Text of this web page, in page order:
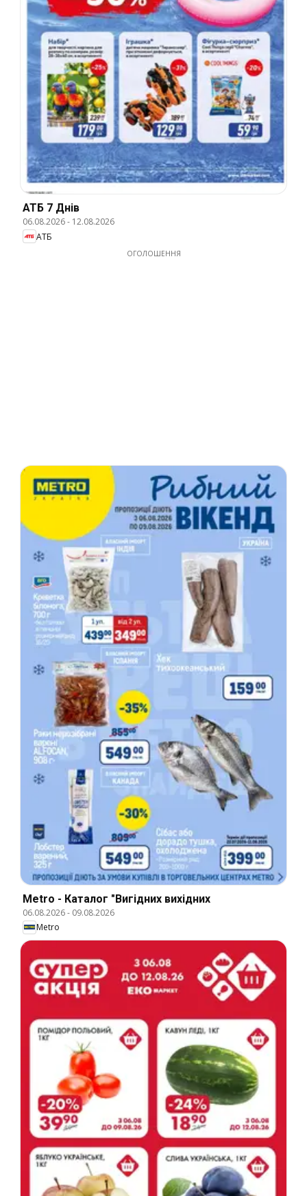
АТБ 7 Днів
06.08.2026- 12.08.2026
АТБ
ОГОЛОШЕННЯ
Metro - Каталог "Вигідних вихідних
06.08.2026- 09.08.2026
Metro